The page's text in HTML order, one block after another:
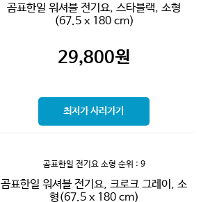
곰표한일 워셔블 전기요, 스타블랙, 소형
(67.5 x 180 cm)
29,800원
최저가 사러가기
곰표한일 전기요 소형 순위 : 9
곰표한일 워셔블 전기요, 크로크 그레이, 소
형(67.5 x 180 cm)